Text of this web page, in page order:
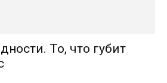
То, что губит